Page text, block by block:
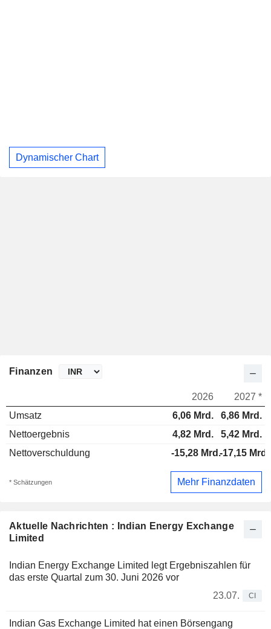
Dynamischer Chart
Aktuelle Nachrichten : Indian Energy Exchange
Limited
Indian Energy Exchange Limited legt Ergebniszahlen für
das erste Quartal zum 30. Juni 2026 vor
23.07.
CI
Indian Gas Exchange Limited hat einen Börsengang
Finanzen
2026
2027 *
Umsatz
6,06 Mrd.
6,86 Mrd.
Nettoergebnis
4,82 Mrd.
5,42 Mrd.
Nettoverschuldung
-15,28 Mrd.-17,15 Mrd.
* Schätzungen Mehr Finanzdaten